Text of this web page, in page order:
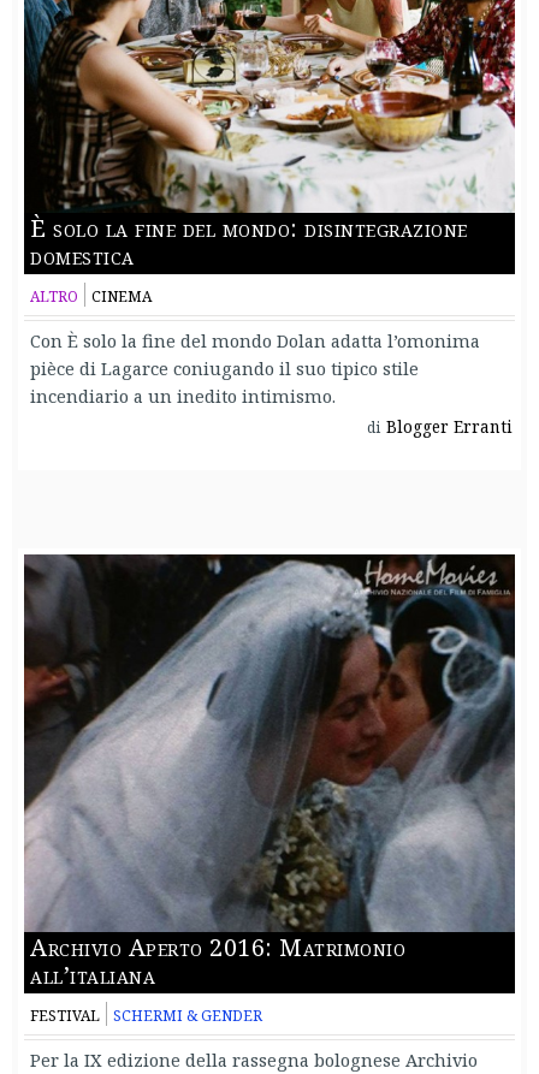
È solo la fine del mondo: disintegrazione
domestica
ALTRO CINEMA
Con È solo la fine del mondo Dolan adatta l’omonima
pièce di Lagarce coniugando il suo tipico stile
incendiario a un inedito intimismo.
di Blogger Erranti
Archivio Aperto 2016: Matrimonio
all’italiana
FESTIVAL SCHERMI & GENDER
Per la IX edizione della rassegna bolognese Archivio